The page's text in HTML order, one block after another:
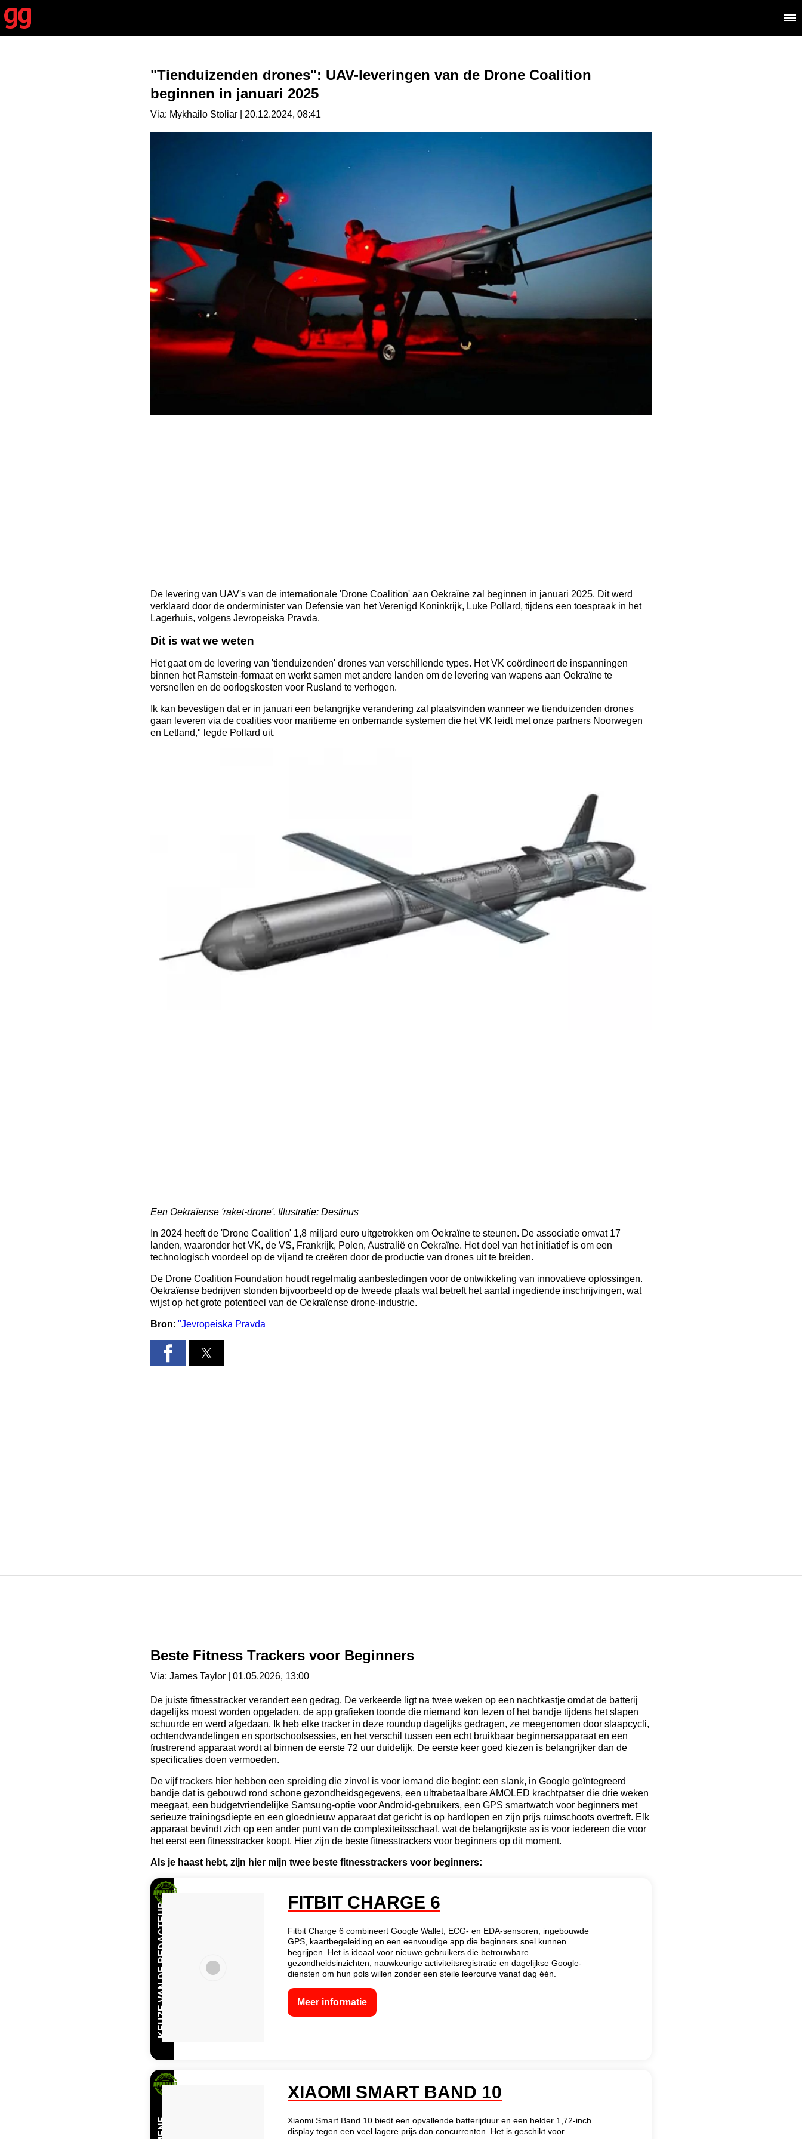
"Tienduizenden drones": UAV-leveringen van de Drone Coalition
beginnen in januari 2025
Via: Mykhailo Stoliar | 20.12.2024, 08:41
De levering van UAV's van de internationale 'Drone Coalition' aan Oekraïne zal beginnen in januari 2025. Dit werd
verklaard door de onderminister van Defensie van het Verenigd Koninkrijk, Luke Pollard, tijdens een toespraak in het
Lagerhuis, volgens Jevropeiska Pravda.
Dit is wat we weten
Het gaat om de levering van 'tienduizenden' drones van verschillende types. Het VK coördineert de inspanningen
binnen het Ramstein-formaat en werkt samen met andere landen om de levering van wapens aan Oekraïne te
versnellen en de oorlogskosten voor Rusland te verhogen.
Ik kan bevestigen dat er in januari een belangrijke verandering zal plaatsvinden wanneer we tienduizenden drones
gaan leveren via de coalities voor maritieme en onbemande systemen die het VK leidt met onze partners Noorwegen
en Letland," legde Pollard uit.
Een Oekraïense 'raket-drone'. Illustratie: Destinus
In 2024 heeft de 'Drone Coalition' 1,8 miljard euro uitgetrokken om Oekraïne te steunen. De associatie omvat 17
landen, waaronder het VK, de VS, Frankrijk, Polen, Australië en Oekraïne. Het doel van het initiatief is om een
technologisch voordeel op de vijand te creëren door de productie van drones uit te breiden.
De Drone Coalition Foundation houdt regelmatig aanbestedingen voor de ontwikkeling van innovatieve oplossingen.
Oekraïense bedrijven stonden bijvoorbeeld op de tweede plaats wat betreft het aantal ingediende inschrijvingen, wat
wijst op het grote potentieel van de Oekraïense drone-industrie.
Bron: "Jevropeiska Pravda